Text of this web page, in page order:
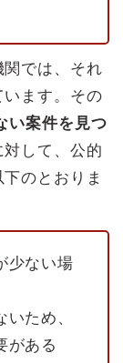
関では、それ
ます。その
い案件を見つ
して、公的
のとおりま
少ない場
ため、
がある